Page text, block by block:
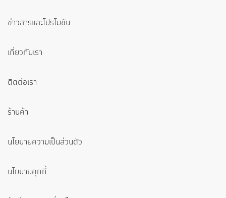
ข่าวสารและโปรโมชัน
เกี่ยวกับเรา
ติดต่อเรา
ร้านค้า
นโยบายความเป็นส่วนตัว
นโยบายคุกกี้